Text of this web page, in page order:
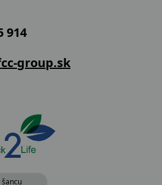
914
group.sk